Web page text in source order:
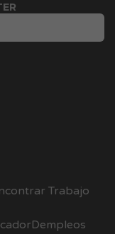
Trabajo